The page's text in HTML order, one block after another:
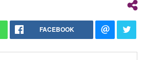
FACEBOOK